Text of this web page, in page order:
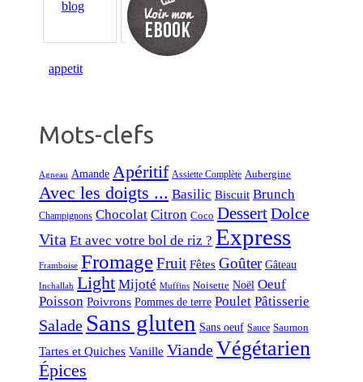
Mots-clefs
Agneau Amande Apéritif Assiette Complète Aubergine
Avec les doigts ... Basilic Biscuit Brunch
Champignons Chocolat Citron Coco DessertDolce
Vita Et avec votre bol de riz ? Express
Framboise FromageFruit Fêtes Goûter Gâteau
Inchallah Light Mijoté Muffins Noisette Noël Oeuf
Poisson Poivrons Pommes de terre Poulet Pâtisserie
Salade Sans gluten Sans oeuf Sauce Saumon
Tartes et Quiches Vanille ViandeVégétarien
Épices